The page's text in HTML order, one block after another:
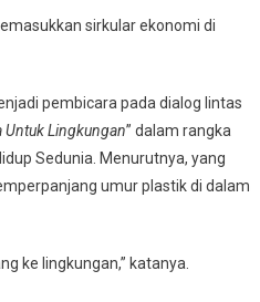
2030
sirkular ekonomi di
pembicara pada dialog lintas
Untuk Lingkungan” dalam rangka
Sedunia. Menurutnya, yang
umur plastik di dalam
ke lingkungan,” katanya.